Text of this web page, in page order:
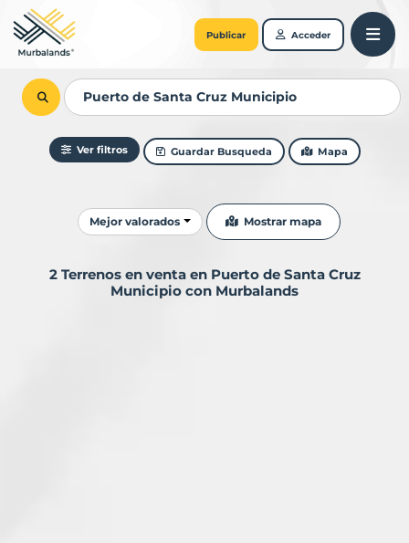
Publicar Acceder
Ver filtros Guardar Busqueda Mapa
Ordenar resultados
Mejor valorados Mostrar mapa
2 Terrenos en venta en Puerto de Santa Cruz
Municipio con Murbalands